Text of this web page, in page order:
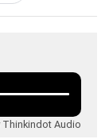
Thinkindot Audio